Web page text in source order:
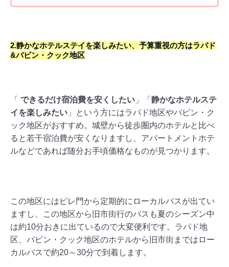
2.静かなホテルステイを楽しみたい、予算重視の方はラパド
&バビン・クック地区
「 できるだけ宿泊費を安くしたい 」「 静かなホテルステ
イを楽しみたい 」という方にはラパド地区やバビン・ク
ック地区がおすすめ。城壁から徒歩圏内のホテルと比べ
ると若干宿泊費が安くなりますし、アパートメントホテ
ルなどであれば随分お手頃価格なものが見つかります。
この地区にはピレ門から定期的にローカルバスが出てい
ますし、この地区から旧市街行のバスも夏のシーズン中
は約10分おきに出ているので大変便利です。ラパド地
区、バビン・クック地区のホテルから旧市街まではロー
カルバスで約20～30分で到着します。